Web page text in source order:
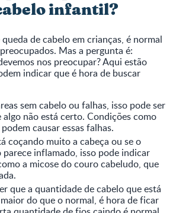
infantil?
de cabelo em crianças, é normal
Mas a pergunta é:
nos preocupar? Aqui estão
indicar que é hora de buscar
sem cabelo ou falhas, isso pode ser
algo não está certo. Condições como
causar essas falhas.
coçando muito a cabeça ou se o
inflamado, isso pode indicar
a micose do couro cabeludo, que
que a quantidade de cabelo que está
do que o normal, é hora de ficar